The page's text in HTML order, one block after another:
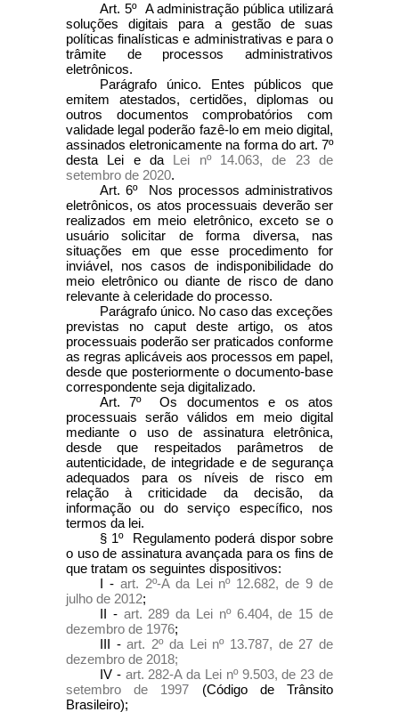
Art. 5º A administração pública utilizará
soluções digitais para a gestão de suas
políticas finalísticas e administrativas e para o
trâmite de processos administrativos
eletrônicos.
Parágrafo único. Entes públicos que
emitem atestados, certidões, diplomas ou
outros documentos comprobatórios com
validade legal poderão fazê-lo em meio digital,
assinados eletronicamente na forma do art. 7º
desta Lei e da Lei nº 14.063, de 23 de
setembro de 2020.
Art. 6º Nos processos administrativos
eletrônicos, os atos processuais deverão ser
realizados em meio eletrônico, exceto se o
usuário solicitar de forma diversa, nas
situações em que esse procedimento for
inviável, nos casos de indisponibilidade do
meio eletrônico ou diante de risco de dano
relevante à celeridade do processo.
Parágrafo único. No caso das exceções
previstas no caputdeste artigo, os atos
processuais poderão ser praticados conforme
as regras aplicáveis aos processos em papel,
desde que posteriormente o documento-base
correspondente seja digitalizado.
Art. 7º Os documentos e os atos
processuais serão válidos em meio digital
mediante o uso de assinatura eletrônica,
desde que respeitados parâmetros de
autenticidade, de integridade e de segurança
adequados para os níveis de risco em
relação à criticidade da decisão, da
informação ou do serviço específico, nos
termos da lei.
§ 1º Regulamento poderá dispor sobre
o uso de assinatura avançada para os fins de
que tratam os seguintes dispositivos:
I - art. 2º-A da Lei nº 12.682, de 9 de
julho de 2012;
II - art. 289 da Lei nº 6.404, de 15 de
dezembro de 1976;
III -art. 2º da Lei nº 13.787, de 27 de
dezembro de 2018;
IV - art. 282-A da Lei nº 9.503, de 23 de
setembro de 1997 (Código de Trânsito
Brasileiro);